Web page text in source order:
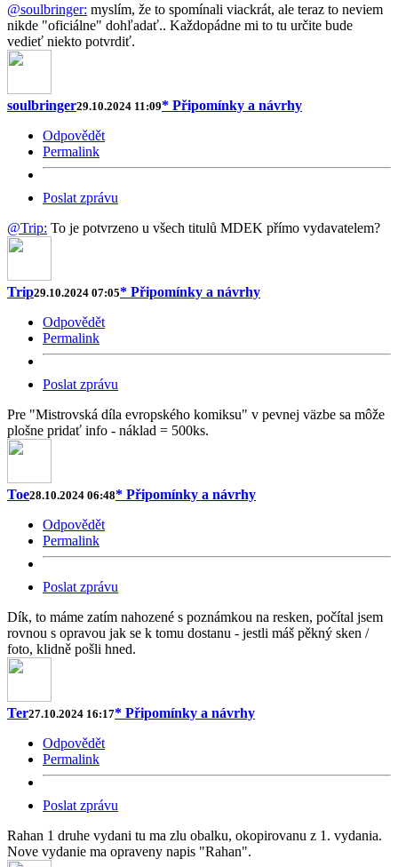
@soulbringer: myslím, že to spomínali viackrát, ale teraz to neviem
nikde "oficiálne" dohľadať.. Každopádne mi to tu určite bude
vedieť niekto potvrdiť.
soulbringer29.10.2024 11:09* Připomínky a návrhy
Odpovědět
Permalink
Poslat zprávu
@Trip: To je potvrzeno u všech titulů MDEK přímo vydavatelem?
Trip29.10.2024 07:05* Připomínky a návrhy
Odpovědět
Permalink
Poslat zprávu
Pre "Mistrovská díla evropského komiksu" v pevnej väzbe sa môže
plošne pridať info - náklad = 500ks.
Toe28.10.2024 06:48* Připomínky a návrhy
Odpovědět
Permalink
Poslat zprávu
Dík, to máme zatím nahozené s poznámkou na resken, počítal jsem
rovnou s opravou jak se k tomu dostanu - jestli máš pěkný sken /
foto, klidně pošli hned.
Ter27.10.2024 16:17* Připomínky a návrhy
Odpovědět
Permalink
Poslat zprávu
Rahan 1 druhe vydani tu ma zlu obalku, okopirovanu z 1. vydania.
Nove vydanie ma opraveny napis "Rahan".